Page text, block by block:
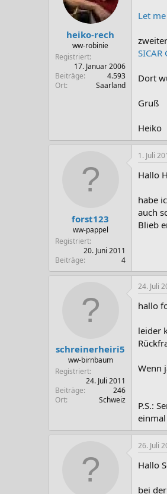
heiko-rech
ww-robinie
Registriert
17. Januar 2006
Beiträge
4.593
Ort
Saarland
Let
SICAR
Dort
Gruß
Heiko
forst123
ww-pappel
Registriert
20. Juni 2011
Beiträge
4
1. Juli
Hallo
habe
auch
Blieb
schreinerheiri5
ww-birnbaum
Registriert
24. Juli 2011
Beiträge
246
Ort
Schweiz
24. Juli
hallo
leider
Wenn
P.S.:
26. Juli
Hallo
bei